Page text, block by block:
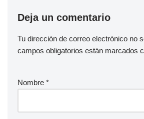
Deja un comentario
Tu dirección de correo electrónico no
campos obligatorios están marcados
Nombre *